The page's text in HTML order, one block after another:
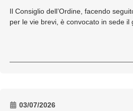
Il Consiglio dell’Ordine, facendo
per le vie brevi, è convocato in sede il
03/07/2026